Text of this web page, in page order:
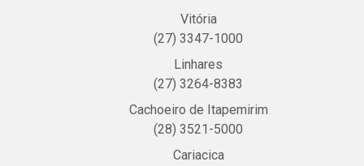
Vitória
(27) 3347-1000
Linhares
(27) 3264-8383
Cachoeiro de Itapemirim
(28) 3521-5000
Cariacica